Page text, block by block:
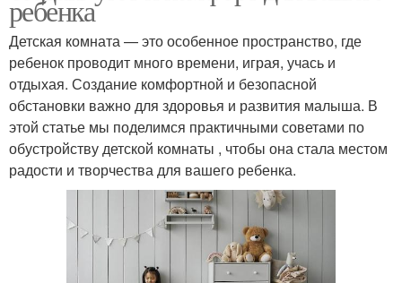
ребенка
Детская комната — это особенное пространство, где
ребенок проводит много времени, играя, учась и
отдыхая. Создание комфортной и безопасной
обстановки важно для здоровья и развития малыша. В
этой статье мы поделимся практичными советами по
обустройству детской комнаты , чтобы она стала местом
радости и творчества для вашего ребенка.